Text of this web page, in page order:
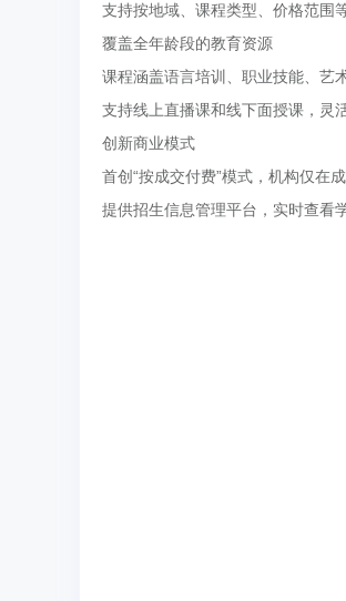
支持按地域、课程类型、价格范围
覆盖全年龄段的教育资源
课程涵盖语言培训、职业技能、艺
支持线上直播课和线下面授课，灵
创新商业模式
首创“按成交付费”模式，机构仅在
提供招生信息管理平台，实时查看